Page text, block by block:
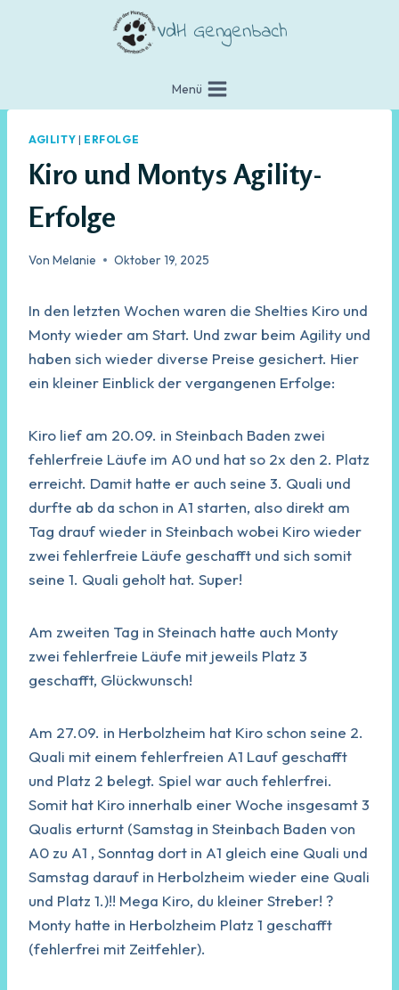
VdH Gengenbach
Menü
AGILITY | ERFOLGE
Kiro und Montys Agility-
Erfolge
Von Melanie Oktober 19, 2025
In den letzten Wochen waren die Shelties Kiro und
Monty wieder am Start. Und zwar beim Agility und
haben sich wieder diverse Preise gesichert. Hier
ein kleiner Einblick der vergangenen Erfolge:
Kiro lief am 20.09. in Steinbach Baden zwei
fehlerfreie Läufe im A0 und hat so 2x den 2. Platz
erreicht. Damit hatte er auch seine 3. Quali und
durfte ab da schon in A1 starten, also direkt am
Tag drauf wieder in Steinbach wobei Kiro wieder
zwei fehlerfreie Läufe geschafft und sich somit
seine 1. Quali geholt hat. Super!
Am zweiten Tag in Steinach hatte auch Monty
zwei fehlerfreie Läufe mit jeweils Platz 3
geschafft, Glückwunsch!
Am 27.09. in Herbolzheim hat Kiro schon seine 2.
Quali mit einem fehlerfreien A1 Lauf geschafft
und Platz 2 belegt. Spiel war auch fehlerfrei.
Somit hat Kiro innerhalb einer Woche insgesamt 3
Qualis erturnt (Samstag in Steinbach Baden von
A0 zu A1 , Sonntag dort in A1 gleich eine Quali und
Samstag darauf in Herbolzheim wieder eine Quali
und Platz 1.)!! Mega Kiro, du kleiner Streber! ?
Monty hatte in Herbolzheim Platz 1 geschafft
(fehlerfrei mit Zeitfehler).